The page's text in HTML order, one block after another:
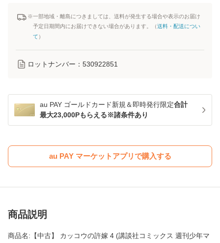
※一部地域・離島につきましては、送料が発生する場合や表示のお届け
予定日期間内にお届けできない場合があります。（送料・配送につい
て ）
ロットナンバー： 530922851
au PAY ゴールドカード新規＆即時発行限定合計
最大23,000Pもらえる※諸条件あり
au PAY マーケットアプリで購入する
商品説明
商品名:【中古】 カッコウの許嫁 4 (講談社コミックス 週刊少年マ